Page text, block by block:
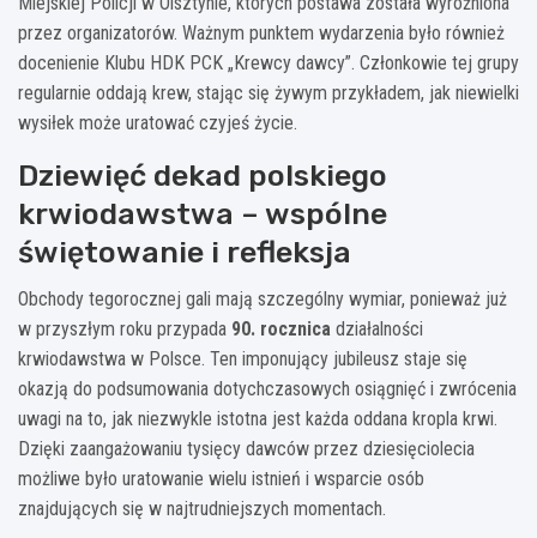
przez organizatorów. Ważnym punktem wydarzenia było również
docenienie Klubu HDK PCK „Krewcy dawcy”. Członkowie tej grupy
regularnie oddają krew, stając się żywym przykładem, jak niewielki
wysiłek może uratować czyjeś życie.
Dziewięć dekad polskiego
krwiodawstwa – wspólne
świętowanie i refleksja
Obchody tegorocznej gali mają szczególny wymiar, ponieważ już
w przyszłym roku przypada 90. rocznica działalności
krwiodawstwa w Polsce. Ten imponujący jubileusz staje się
okazją do podsumowania dotychczasowych osiągnięć i zwrócenia
uwagi na to, jak niezwykle istotna jest każda oddana kropla krwi.
Dzięki zaangażowaniu tysięcy dawców przez dziesięciolecia
możliwe było uratowanie wielu istnień i wsparcie osób
znajdujących się w najtrudniejszych momentach.